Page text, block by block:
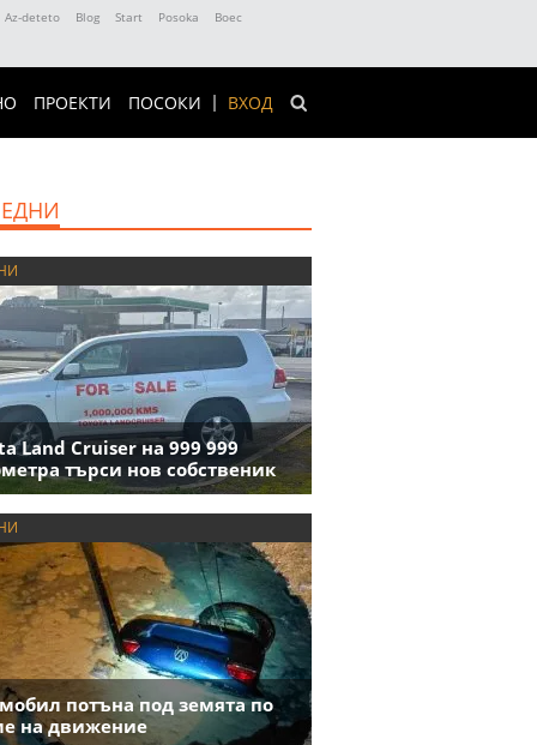
Az-deteto Blog Start Posoka
Boec
ВХОД
ПРОЕКТИ ПОСОКИ
Land Cruiser на 999 999
търси нов собственик
потъна под земята по
на движение